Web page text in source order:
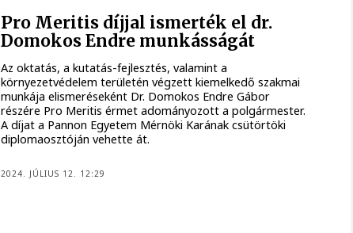
Pro Meritis díjjal ismerték el dr.
Domokos Endre munkásságát
Az oktatás, a kutatás-fejlesztés, valamint a
környezetvédelem területén végzett kiemelkedő szakmai
munkája elismeréseként Dr. Domokos Endre Gábor
részére Pro Meritis érmet adományozott a polgármester.
A díjat a Pannon Egyetem Mérnöki Karának csütörtöki
diplomaosztóján vehette át.
2024. JÚLIUS 12. 12:29